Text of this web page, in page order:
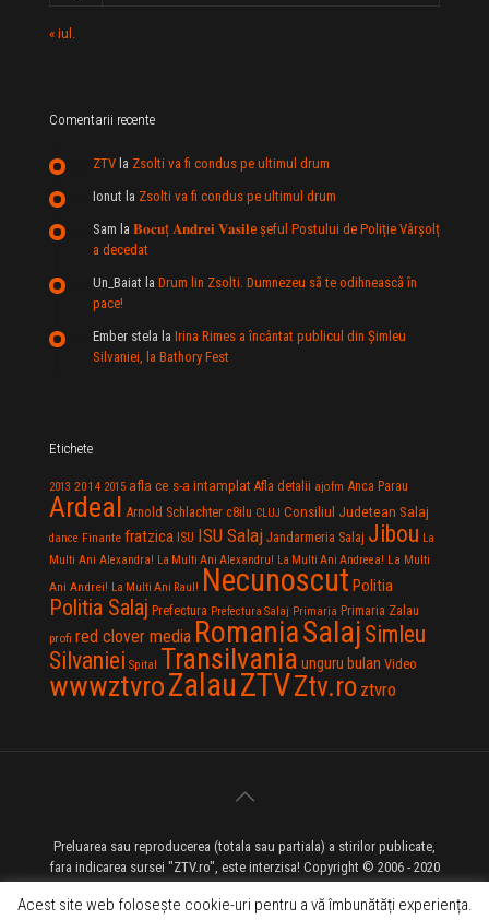
« iul.
Comentarii recente
ZTV la Zsolti va fi condus pe ultimul drum
Ionut la Zsolti va fi condus pe ultimul drum
Sam la 𝐁𝐨𝐜𝐮ț 𝐀𝐧𝐝𝐫𝐞𝐢 𝐕𝐚𝐬𝐢𝐥e şeful Postului de Poliție Vârșolț
a decedat
Un_Baiat la Drum lin Zsolti. Dumnezeu sã te odihneascã în
pace!
Ember stela la Irina Rimes a încântat publicul din Şimleu
Silvaniei, la Bathory Fest
Etichete
2013 2014 2015 afla ce s-a intamplat Afla detalii ajofm Anca Parau
Ardeal Arnold Schlachter c8ilu CLUJ Consiliul Judetean Salaj
dance Finante fratzica ISU ISU Salaj Jandarmeria Salaj Jibou La
Multi Ani Alexandra! La Multi Ani Alexandru! La Multi Ani Andreea! La Multi
Ani Andrei! La Multi Ani Raul! Necunoscut Politia
Politia Salaj Prefectura Prefectura Salaj Primaria Primaria Zalau
profi red clover media RomaniaSalaj Simleu
Silvaniei Spital Transilvania unguru bulan Video
wwwztvroZalauZTVZtv.ro ztvro
Preluarea sau reproducerea (totala sau partiala) a stirilor publicate,
fara indicarea sursei "ZTV.ro", este interzisa! Copyright © 2006 - 2020
ZTV.ro - Televiziune pe Internet - Zalau TV
Acest site web folosește cookie-uri pentru a vă îmbunătăți experiența.